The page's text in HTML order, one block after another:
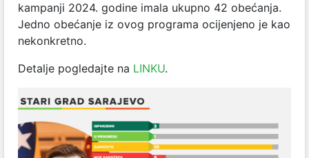
kampanji 2024. godine imala ukupno 42 obećanja.
Jedno obećanje iz ovog programa ocijenjeno je kao
nekonkretno.
Detalje pogledajte na LINKU.